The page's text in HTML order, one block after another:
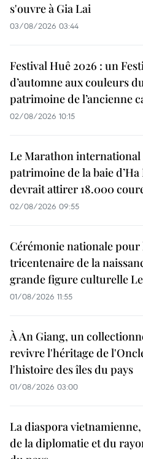
s'ouvre à Gia Lai
03/08/2026 03:44
Festival Huê 2026 : un
d’automne aux couleurs
patrimoine de l’ancienne
02/08/2026 10:15
Le Marathon international
patrimoine de la baie d’Ha
devrait attirer 18.000
02/08/2026 09:55
Cérémonie nationale pour
tricentenaire de la
grande figure culturelle
01/08/2026 11:55
À An Giang, un
revivre l'héritage de
l'histoire des îles du pays
01/08/2026 03:00
La diaspora
de la diplomatie et du